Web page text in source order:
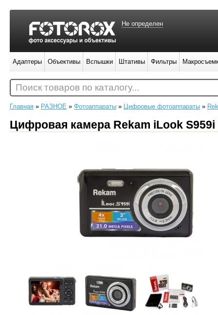
Главная » РАЗНОЕ » Фотоаппараты » Цифровые фотоаппараты »
Цифровая камера Rekam iLook S959i
Не определен
Адаптеры Объективы Вспышки Штативы Фильтры
Поиск товаров по каталогу...